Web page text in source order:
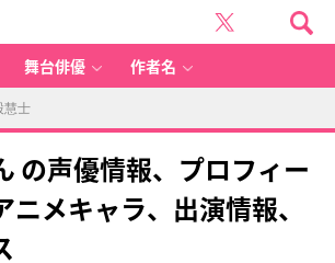
舞台俳優 作者名
慧士
の声優情報、プロフィー
ニメキャラ、出演情報、